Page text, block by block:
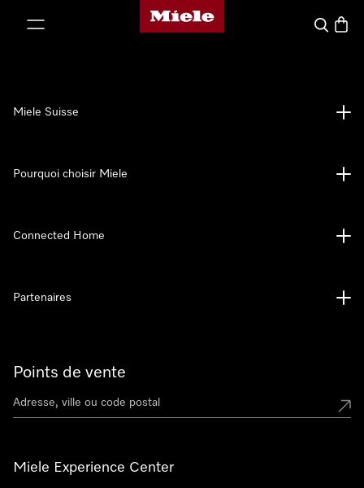
Page d'accueil de Miele
Search
Points de vente
Miele Experience Center
Miele Suisse
Pourquoi choisir Miele
Connected Home
Partenaires